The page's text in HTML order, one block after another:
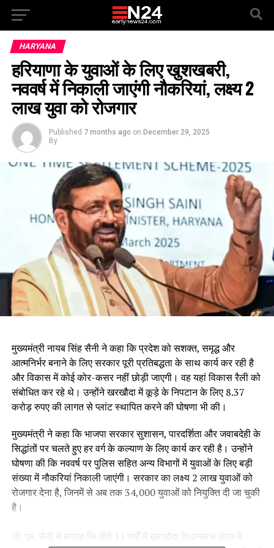
HARYANA
हरियाणा के युवाओं के लिए खुशखबरी,
नववर्ष में निकाली जाएंगी नौकरियां, लक्ष्य 2
लाख युवा को रोजगार
Published 7 months ago on December 29, 2025
By
मुख्यमंत्री नायब सिंह सैनी ने कहा कि प्रदेश को सशक्त, समृद्ध और
आत्मनिर्भर बनाने के लिए सरकार पूरी प्रतिबद्धता के साथ कार्य कर रही है
और विकास में कोई कोर-कसर नहीं छोड़ी जाएगी। वह यहां विकास रैली को
संबोधित कर रहे थे। उन्होंने खरखौदा में कूड़े के निपटान के लिए 8.37
करोड़ रुपए की लागत से प्लांट स्थापित करने की घोषणा भी की।
मुख्यमंत्री ने कहा कि भाजपा सरकार सुशासन, पारदर्शिता और जवाबदेही के
सिद्धांतों पर चलते हुए हर वर्ग के कल्याण के लिए कार्य कर रही है। उन्होंने
घोषणा की कि नववर्ष पर पुलिस सहित अन्य विभागों में युवाओं के लिए बड़ी
संख्या में नौकरियां निकाली जाएंगी। सरकार का लक्ष्य 2 लाख युवाओं को
रोजगार देना है, जिनमें से अब तक 34,000 युवाओं को नियुक्ति दी जा चुकी
है।